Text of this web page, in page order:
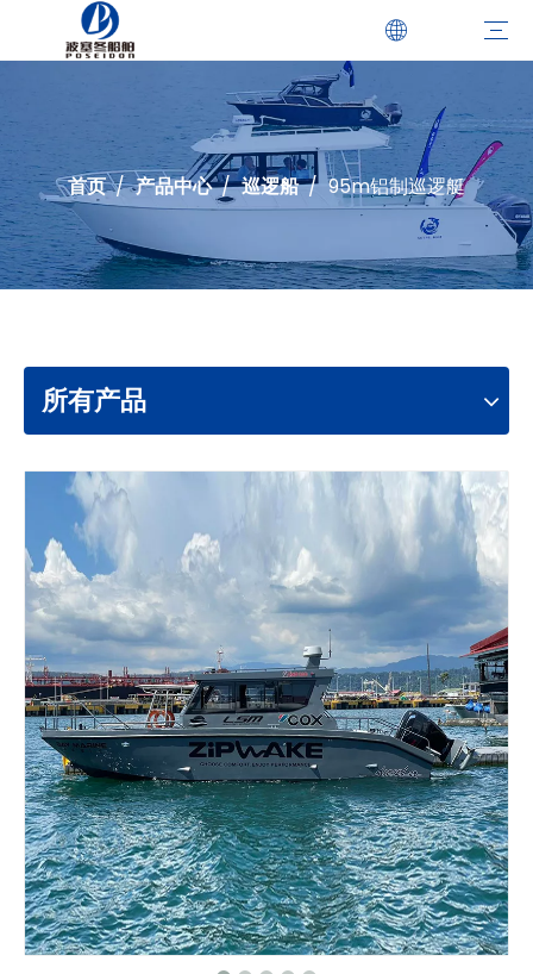
首页 / 产品中心 / 巡逻船 / 95m铝制巡逻艇
所有产品